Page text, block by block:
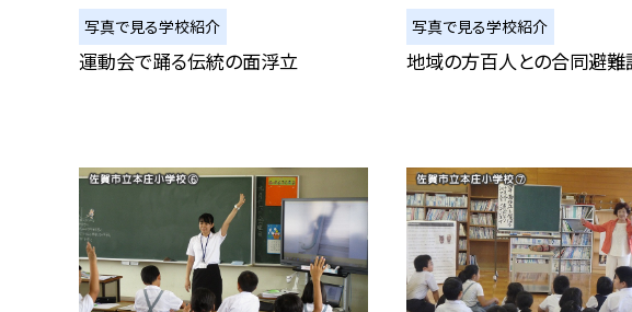
写真で見る学校紹介
運動会で踊る伝統の面浮立
写真で見る学校紹介
地域の方百人との合同避難